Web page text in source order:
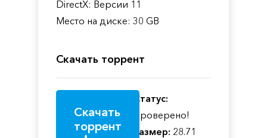
DirectX: Версии 11
Место на диске: 30 GB
Скачать торрент
Скачать
торрент
Статус:
Проверено!
Размер: 28.71